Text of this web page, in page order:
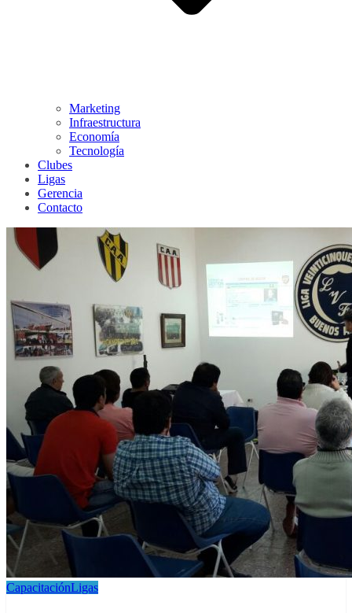
Marketing
Infraestructura
Economía
Tecnología
Clubes
Ligas
Gerencia
Contacto
CapacitaciónLigas